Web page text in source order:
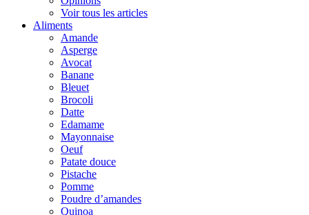
Voir tous les articles
Aliments
Amande
Asperge
Avocat
Banane
Bleuet
Brocoli
Datte
Edamame
Mayonnaise
Oeuf
Patate douce
Pistache
Pomme
Poudre d’amandes
Quinoa